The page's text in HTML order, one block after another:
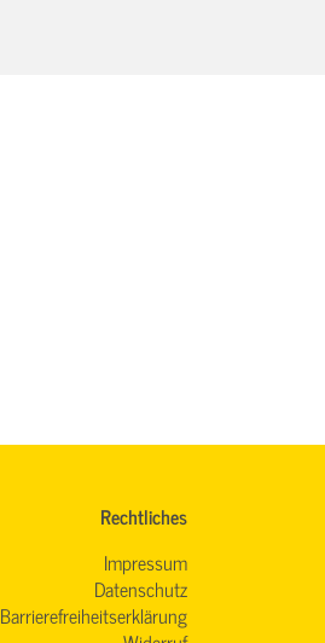
Rechtliches
Impressum
Datenschutz
Barrierefreiheitserklärung